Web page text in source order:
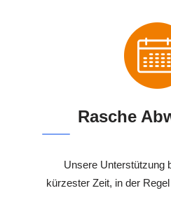
Rasche
Unsere Unterstützung
kürzester Zeit, in der